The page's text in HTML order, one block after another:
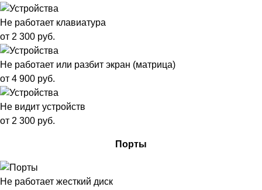
Не работает клавиатура
от 2 300 руб.
Не работает или разбит экран (матрица)
от 4 900 руб.
Не видит устройств
от 2 300 руб.
Порты
Не работает жесткий диск